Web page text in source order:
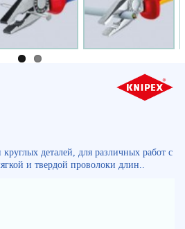
деталей, для различных работ с
и твердой проволоки длин..